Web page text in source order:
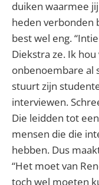
duiken waarmee
heden verbonden
best wel eng.
Diekstra ze. Ik
onbenoembare al
stuurt zijn
interviewen.
Die leidden tot
mensen die die
hebben. Dus
“Het moet van
toch wel moeten